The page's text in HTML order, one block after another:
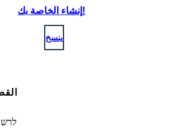
إنشاء الخاصة بك!
ينسخ